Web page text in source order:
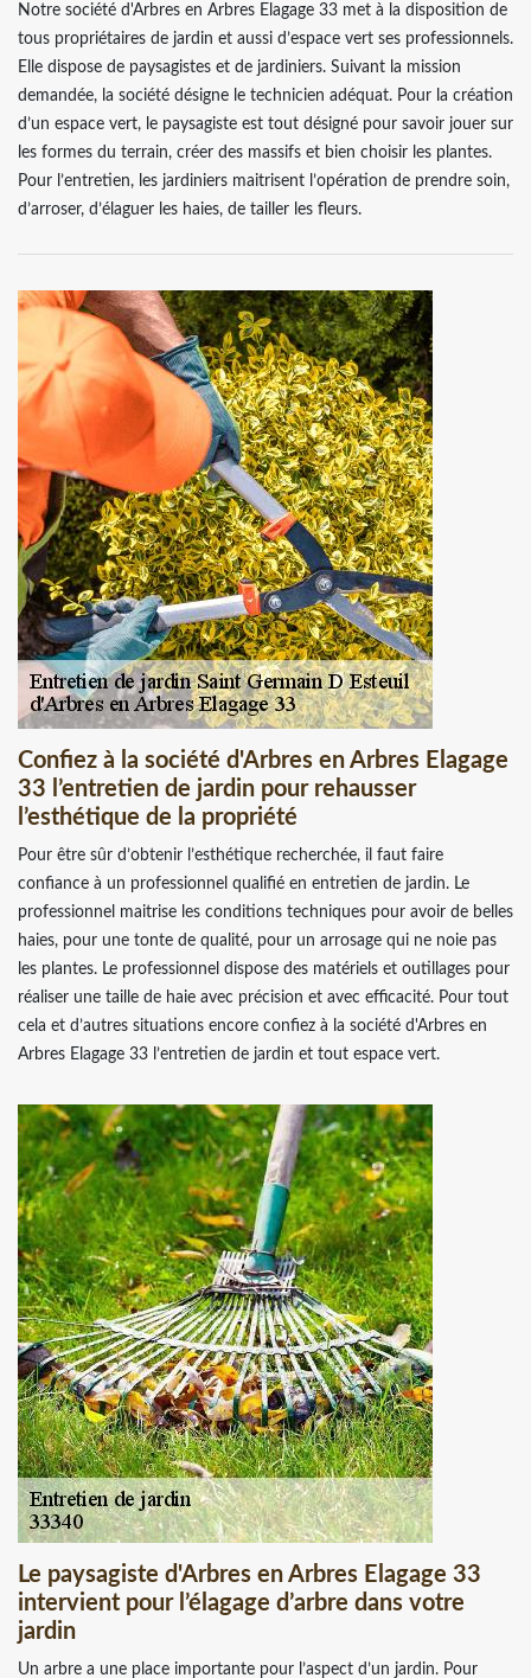
Notre société d'Arbres en Arbres Elagage 33 met à la disposition de
tous propriétaires de jardin et aussi d’espace vert ses professionnels.
Elle dispose de paysagistes et de jardiniers. Suivant la mission
demandée, la société désigne le technicien adéquat. Pour la création
d’un espace vert, le paysagiste est tout désigné pour savoir jouer sur
les formes du terrain, créer des massifs et bien choisir les plantes.
Pour l’entretien, les jardiniers maitrisent l’opération de prendre soin,
d’arroser, d’élaguer les haies, de tailler les fleurs.
Confiez à la société d'Arbres en Arbres Elagage
33 l’entretien de jardin pour rehausser
l’esthétique de la propriété
Pour être sûr d’obtenir l’esthétique recherchée, il faut faire
confiance à un professionnel qualifié en entretien de jardin. Le
professionnel maitrise les conditions techniques pour avoir de belles
haies, pour une tonte de qualité, pour un arrosage qui ne noie pas
les plantes. Le professionnel dispose des matériels et outillages pour
réaliser une taille de haie avec précision et avec efficacité. Pour tout
cela et d’autres situations encore confiez à la société d'Arbres en
Arbres Elagage 33 l’entretien de jardin et tout espace vert.
Le paysagiste d'Arbres en Arbres Elagage 33
intervient pour l’élagage d’arbre dans votre
jardin
Un arbre a une place importante pour l’aspect d’un jardin. Pour